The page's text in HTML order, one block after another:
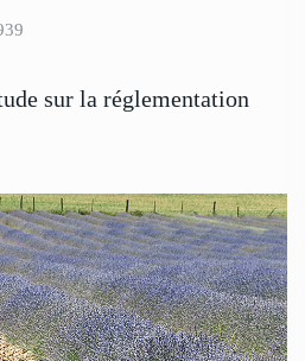
sur la réglementation